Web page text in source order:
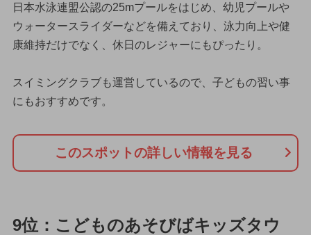
日本水泳連盟公認の25mプールをはじめ、幼児プールや
ウォータースライダーなどを備えており、泳力向上や健
康維持だけでなく、休日のレジャーにもぴったり。
スイミングクラブも運営しているので、子どもの習い事
にもおすすめです。
このスポットの詳しい情報を見る
9位：こどものあそびばキッズタウ